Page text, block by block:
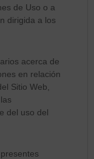
de Uso o a
dirigida a los
acerca de
en relación
Sitio Web,
del uso del